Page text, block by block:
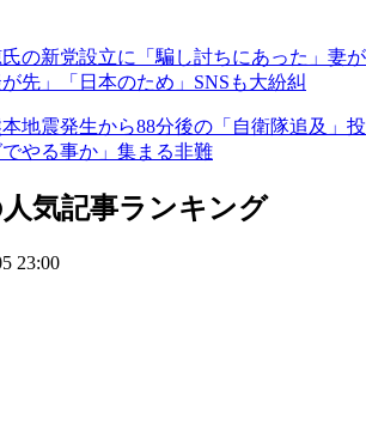
の新党設立に「騙し討ちにあった」妻が
先」「日本のため」SNSも大紛糾
地震発生から88分後の「自衛隊追及」投
やる事か」集まる非難
気記事ランキング
23:00